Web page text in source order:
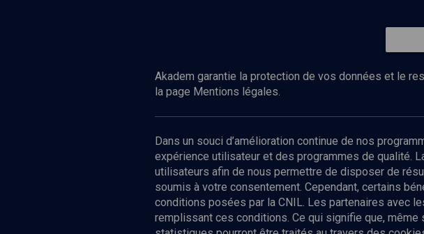
Abonnez-vous
Akadem garantie la protection de vos données et le
la page Mentions légales.
Dans un souci d’amélioration continue de nos
expérience utilisateur et des programmes de qualité.
utilisateurs afin de nous permettre de disposer de
soumis à votre consentement. Cependant, certains
conditions posées par la CNIL. Les partenaires avec
remplissant ces conditions. Ce qui signifie que,